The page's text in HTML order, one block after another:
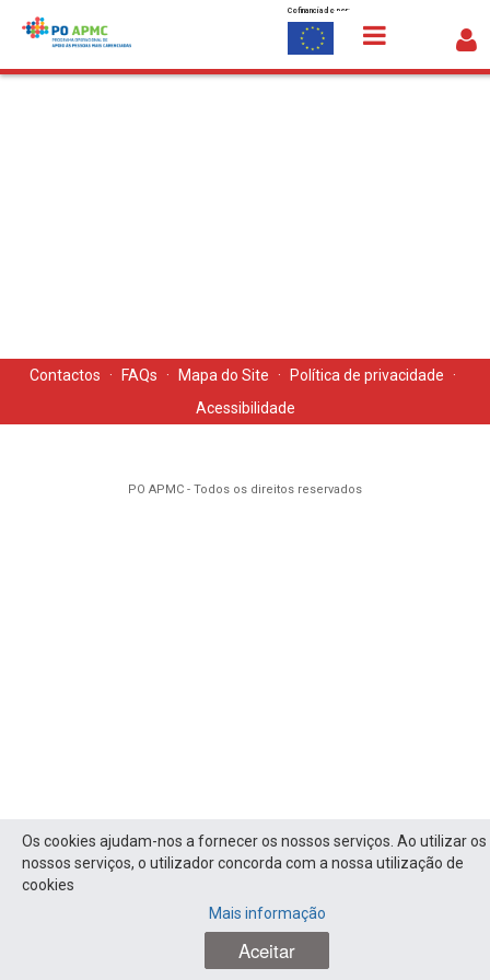
Saltar para o conteúdo
Os cookies ajudam-nos a fornecer os nossos serviços. Ao utilizar os
nossos serviços, o utilizador concorda com a nossa utilização de
cookies
Mais informação
Aceitar
Cofinanciado por:
Contactos · FAQs · Mapa do Site · Política de privacidade
·
Acessibilidade
PO APMC - Todos os direitos reservados